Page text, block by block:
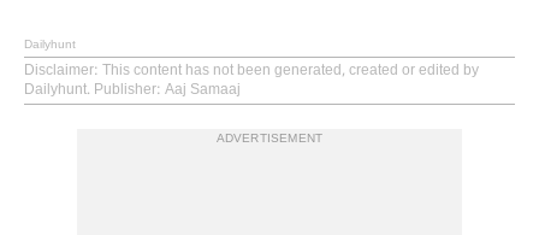
Dailyhunt
Disclaimer: This content has not been generated, created or edited by
Dailyhunt. Publisher: Aaj Samaaj
ADVERTISEMENT